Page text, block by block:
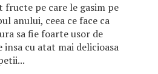
fructe pe care le gasim pe
anului, ceea ce face ca
sa fie foarte usor de
insa cu atat mai delicioasa